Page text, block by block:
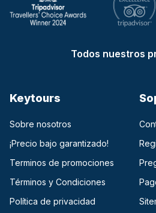
Todos nuestros
Keytours
Sobre nosotros
¡Precio bajo garantizado!
Terminos de promociones
Términos y Condiciones
Política de privacidad